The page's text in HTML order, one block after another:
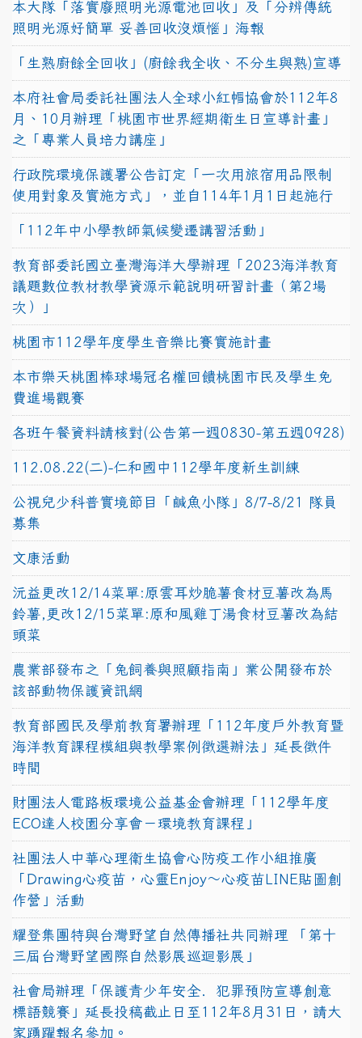
本大隊「落實廢照明光源電池回收」及「分辨傳統
照明光源好簡單 妥善回收沒煩惱」海報
「生熟廚餘全回收」(廚餘我全收、不分生與熟)宣導
本府社會局委託社團法人全球小紅帽協會於112年8
月、10月辦理「桃園市世界經期衛生日宣導計畫」
之「專業人員培力講座」
行政院環境保護署公告訂定「一次用旅宿用品限制
使用對象及實施方式」，並自114年1月1日起施行
「112年中小學教師氣候變遷講習活動」
教育部委託國立臺灣海洋大學辦理「2023海洋教育
議題數位教材教學資源示範說明研習計畫（第2場
次）」
桃園市112學年度學生音樂比賽實施計畫
本市樂天桃園棒球場冠名權回饋桃園市民及學生免
費進場觀賽
各班午餐資料請核對(公告第一週0830-第五週0928)
112.08.22(二)-仁和國中112學年度新生訓練
公視兒少科普實境節目「鹹魚小隊」8/7-8/21 隊員
募集
文康活動
沅益更改12/14菜單:原雲耳炒脆薯食材豆薯改為馬
鈴薯,更改12/15菜單:原和風雞丁湯食材豆薯改為結
頭菜
農業部發布之「兔飼養與照顧指南」業公開發布於
該部動物保護資訊網
教育部國民及學前教育署辦理「112年度戶外教育暨
海洋教育課程模組與教學案例徵選辦法」延長徵件
時間
財團法人電路板環境公益基金會辦理「112學年度
ECO達人校園分享會－環境教育課程」
社團法人中華心理衛生協會心防疫工作小組推廣
「Drawing心疫苗，心靈Enjoy〜心疫苗LINE貼圖創
作營」活動
耀登集團特與台灣野望自然傳播社共同辦理 「第十
三屆台灣野望國際自然影展巡迴影展」
社會局辦理「保護青少年安全．犯罪預防宣導創意
標語競賽」延長投稿截止日至112年8月31日，請大
家踴躍報名參加。